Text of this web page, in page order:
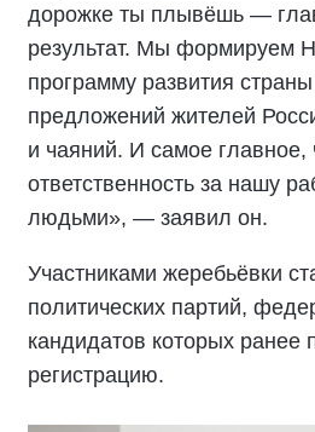
дорожке ты плывёшь —
результат. Мы формируем
программу развития
предложений жителей
и чаяний. И самое
ответственность за нашу
людьми», — заявил он.
Участниками жеребьёвки
политических партий,
кандидатов которых ранее
регистрацию.